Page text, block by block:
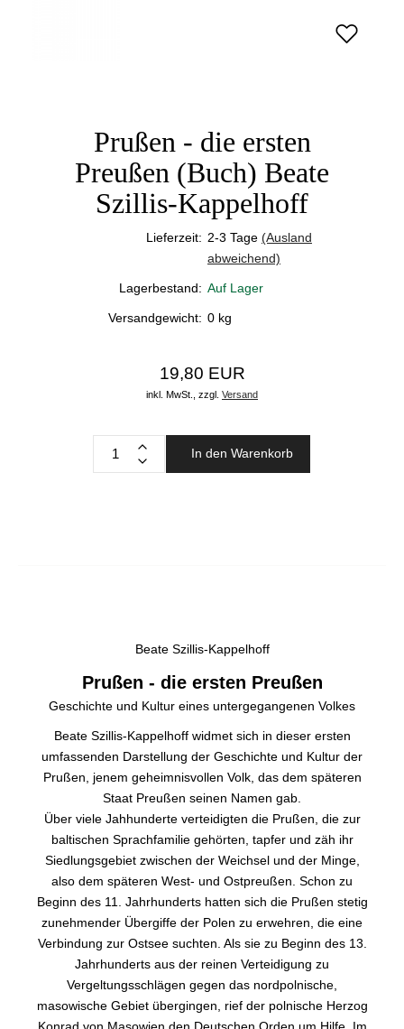
Prußen - die ersten
Preußen (Buch) Beate
Szillis-Kappelhoff
Lieferzeit: 2-3 Tage (Ausland
abweichend)
Lagerbestand: Auf Lager
Versandgewicht: 0 kg
19,80 EUR
inkl. MwSt., zzgl. Versand
In den Warenkorb
Beate Szillis-Kappelhoff
Prußen - die ersten Preußen
Geschichte und Kultur eines untergegangenen Volkes
Beate Szillis-Kappelhoff widmet sich in dieser ersten
umfassenden Darstellung der Geschichte und Kultur der
Prußen, jenem geheimnisvollen Volk, das dem späteren
Staat Preußen seinen Namen gab.
Über viele Jahhunderte verteidigten die Prußen, die zur
baltischen Sprachfamilie gehörten, tapfer und zäh ihr
Siedlungsgebiet zwischen der Weichsel und der Minge,
also dem späteren West- und Ostpreußen. Schon zu
Beginn des 11. Jahrhunderts hatten sich die Prußen stetig
zunehmender Übergiffe der Polen zu erwehren, die eine
Verbindung zur Ostsee suchten. Als sie zu Beginn des 13.
Jahrhunderts aus der reinen Verteidigung zu
Vergeltungsschlägen gegen das nordpolnische,
masowische Gebiet übergingen, rief der polnische Herzog
Konrad von Masowien den Deutschen Orden um Hilfe. Im